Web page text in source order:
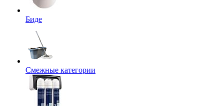
Биде
Смежные категории